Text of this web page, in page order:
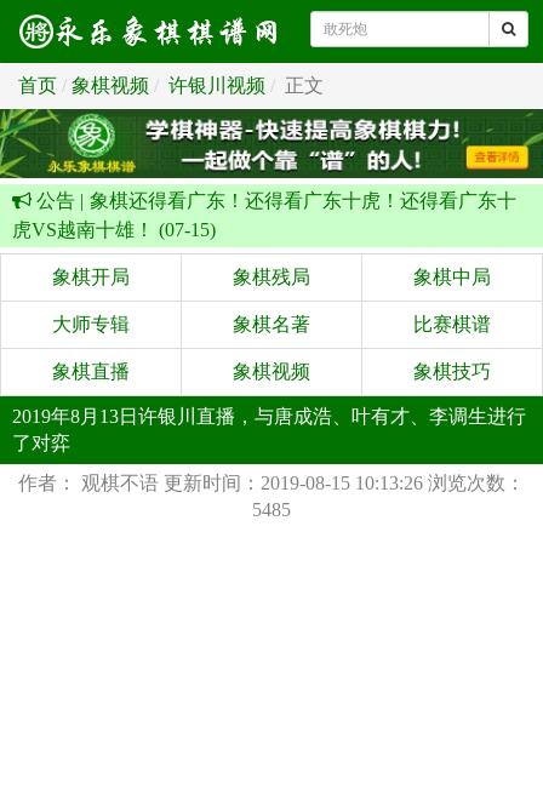
首页 象棋视频 许银川视频 正文
公告 | 象棋还得看广东！还得看广东十虎！还得看广东十
虎VS越南十雄！ (07-15)
象棋开局 象棋残局 象棋中局
大师专辑 象棋名著 比赛棋谱
象棋直播 象棋视频 象棋技巧
2019年8月13日许银川直播，与唐成浩、叶有才、李调生进行
了对弈
作者： 观棋不语 更新时间：2019-08-15 10:13:26 浏览次数：
5485